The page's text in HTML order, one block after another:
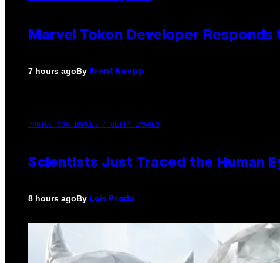
Marvel Tokon Developer
7 hours agoBy Brent Koepp
PHOTO: CSA IMAGES / GETTY IMAGES
Scientists Just Traced the Human
8 hours agoBy Luis Prada